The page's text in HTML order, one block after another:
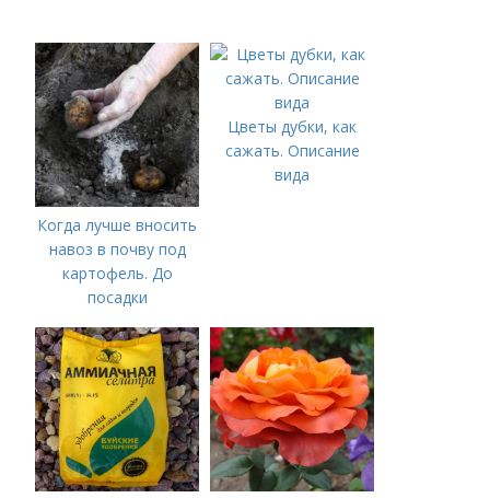
Когда лучше вносить
навоз в почву под
картофель. До
посадки
Цветы дубки, как
сажать. Описание
вида